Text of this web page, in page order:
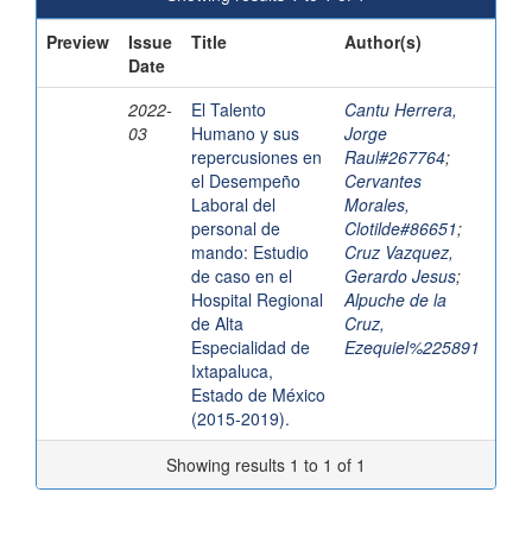
Preview
Issue
Date
Title Author(s)
2022-
03
El Talento
Humano y sus
repercusiones en
el Desempeño
Laboral del
personal de
mando: Estudio
de caso en el
Hospital Regional
de Alta
Especialidad de
Ixtapaluca,
Estado de México
(2015-2019).
Cantu Herrera,
Jorge
Raul#267764;
Cervantes
Morales,
Clotilde#86651;
Cruz Vazquez,
Gerardo Jesus;
Alpuche de la
Cruz,
Ezequiel%225891
Showing results 1 to 1 of 1